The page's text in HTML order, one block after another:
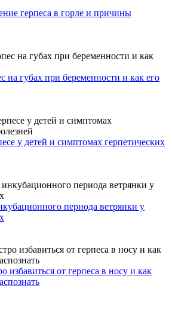
герпеса в горле и причины
на губах при беременности и как его
у детей и симптомах герпетических
периода ветрянки у
от герпеса в носу и как